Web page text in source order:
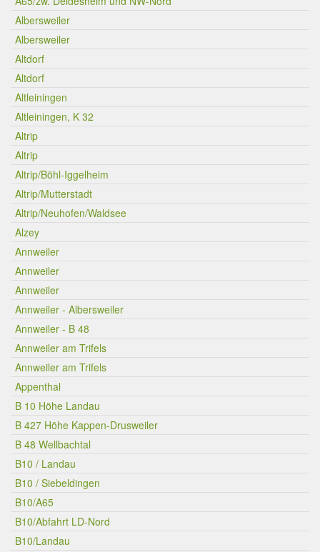
Albersweiler
Albersweiler
Altdorf
Altdorf
Altleiningen
Altleiningen, K 32
Altrip
Altrip
Altrip/Böhl-Iggelheim
Altrip/Mutterstadt
Altrip/Neuhofen/Waldsee
Alzey
Annweiler
Annweiler
Annweiler
Annweiler - Albersweiler
Annweiler - B 48
Annweiler am Trifels
Annweiler am Trifels
Appenthal
B 10 Höhe Landau
B 427 Höhe Kappen-Drusweiler
B 48 Wellbachtal
B10 / Landau
B10 / Siebeldingen
B10/A65
B10/Abfahrt LD-Nord
B10/Landau